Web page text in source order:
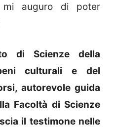
mi auguro di poter
di Scienze della
culturali e del
autorevole guida
Facoltà di Scienze
il testimone nelle